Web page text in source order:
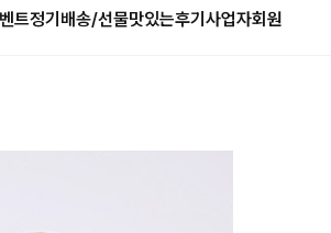
트정기배송/선물맛있는후기 사업자회원